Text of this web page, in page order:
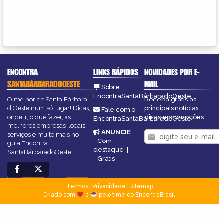
ENCONTRA
SANTABÁRBARADOOESTE
O melhor de Santa Bárbara
d’Oeste num só lugar! Dicas,
onde ir, o que fazer, as
melhores empresas, locais,
serviços e muito mais no
guia Encontra
SantaBárbaradoOeste.
LINKS RÁPIDOS
Sobre
EncontraSantaBárbaradoOeste
Fale com o
EncontraSantaBárbaradoOeste
ANUNCIE:
Com
destaque |
Grátis
NOVIDADES POR E-
MAIL
Receba grátis as
principais notícias,
dicas e promoções
Termos| Privacidade
Sitemap
Criado com
e pelo time do EncontraBrasil